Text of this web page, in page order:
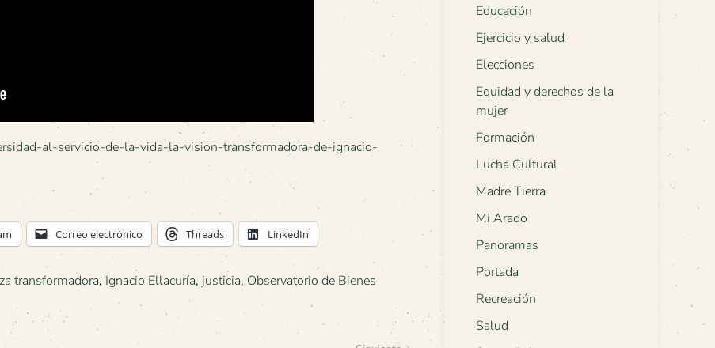
al-servicio-de-la-vida-la-vision-transformadora-de-ignacio-
Correo electrónico Threads LinkedIn
transformadora, Ignacio Ellacuría, justicia, Observatorio de Bienes
Educación
Ejercicio y salud
Elecciones
Equidad y derechos de la
mujer
Formación
Lucha Cultural
Madre Tierra
Mi Arado
Panoramas
Portada
Recreación
Salud